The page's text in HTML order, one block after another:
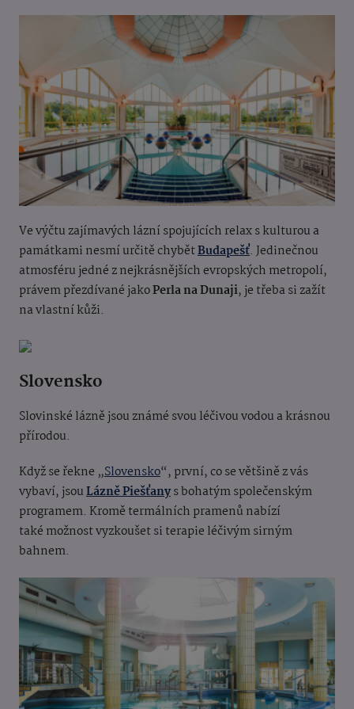
Ve výčtu zajímavých lázní spojujících relax s kulturou a
památkami nesmí určitě chybětBudapešť. Jedinečnou
atmosféru jedné z nejkrásnějších evropských metropolí,
právem přezdívané jakoPerla na Dunaji, je třeba si zažít
na vlastní kůži.
Slovensko
Slovinské lázně jsou známé svou léčivou vodou a krásnou
přírodou.
Když se řekne „Slovensko“, první, co se většině z vás
vybaví, jsouLázně Piešťanys bohatým společenským
programem. Kromě termálních pramenů nabízí
také možnost vyzkoušet si terapie léčivým sirným
bahnem.